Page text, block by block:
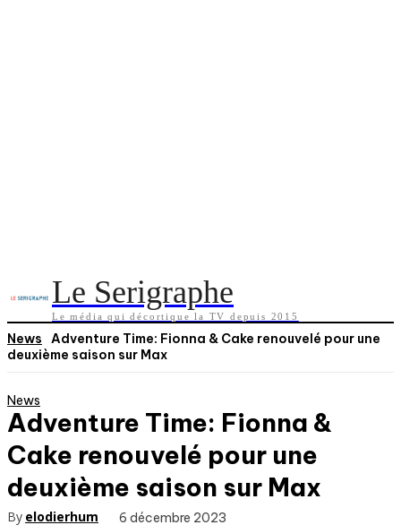
Le Serigraphe
Le média qui décortique la TV depuis 2015
News
Adventure Time: Fionna & Cake renouvelé pour une
deuxième saison sur Max
News
Adventure Time: Fionna &
Cake renouvelé pour une
deuxième saison sur Max
By elodierhum 6 décembre 2023